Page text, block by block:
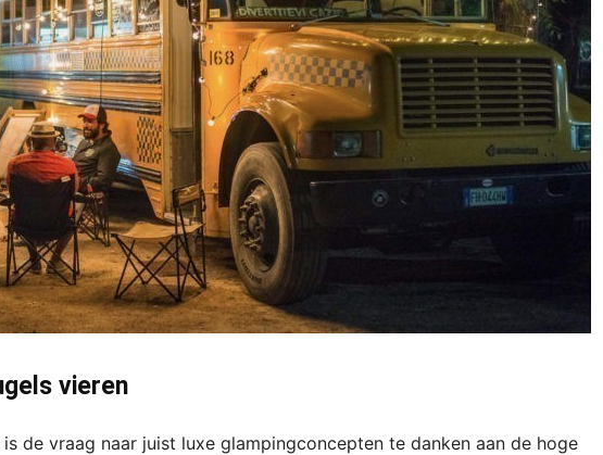
vieren
de vraag naar juist luxe glampingconcepten te danken aan de hoge